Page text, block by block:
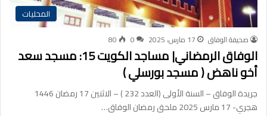
المحليات
صحيفة الوفاق 17 مارس، 2025 0
80
الوفاق الرمضاني| مساجد الكويت 15: مسجد سعد
أخو ناهض ( مسجد بورسلي )
جريدة الوفاق – السنة الأولى (العدد 232 ) – الاثنين 17 رمضان 1446
هجري- 17 مارس 2025 ملحق رمضان الوفاق…